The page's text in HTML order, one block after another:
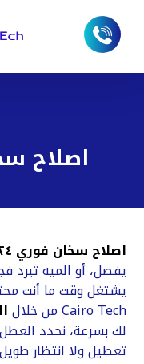
اصلاح
اصلاح سخان فوري ١٩٢٢٤
يفصل، أو الميه تبرد
يشتغل وقت ما أنت
Cairo Tech من خلال
لك بسرعة، نحدد
تعطيل ولا انتظار